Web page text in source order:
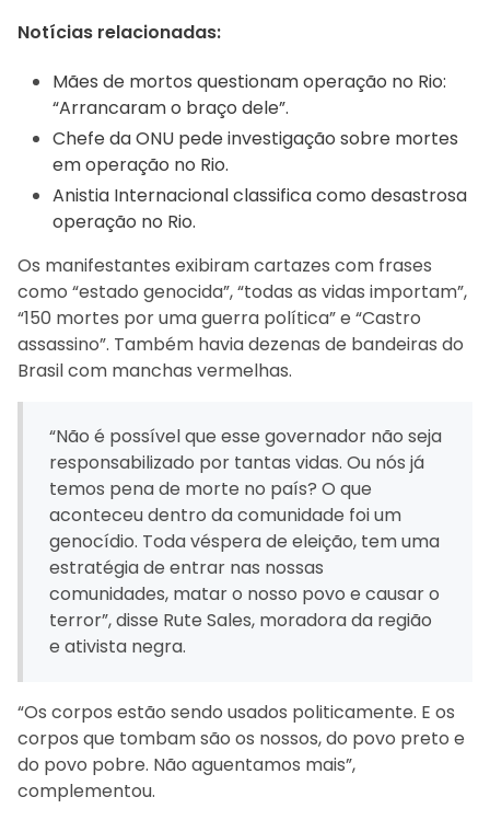
Notícias relacionadas:
Mães de mortos questionam operação no Rio:
“Arrancaram o braço dele”.
Chefe da ONU pede investigação sobre mortes
em operação no Rio.
Anistia Internacional classifica como desastrosa
operação no Rio.
Os manifestantes exibiram cartazes com frases
como “estado genocida”, “todas as vidas importam”,
“150 mortes por uma guerra política” e “Castro
assassino”. Também havia dezenas de bandeiras do
Brasil com manchas vermelhas.
“Não é possível que esse governador não seja
responsabilizado por tantas vidas. Ou nós já
temos pena de morte no país? O que
aconteceu dentro da comunidade foi um
genocídio. Toda véspera de eleição, tem uma
estratégia de entrar nas nossas
comunidades, matar o nosso povo e causar o
terror”, disse Rute Sales, moradora da região
e ativista negra.
“Os corpos estão sendo usados politicamente. E os
corpos que tombam são os nossos, do povo preto e
do povo pobre. Não aguentamos mais”,
complementou.